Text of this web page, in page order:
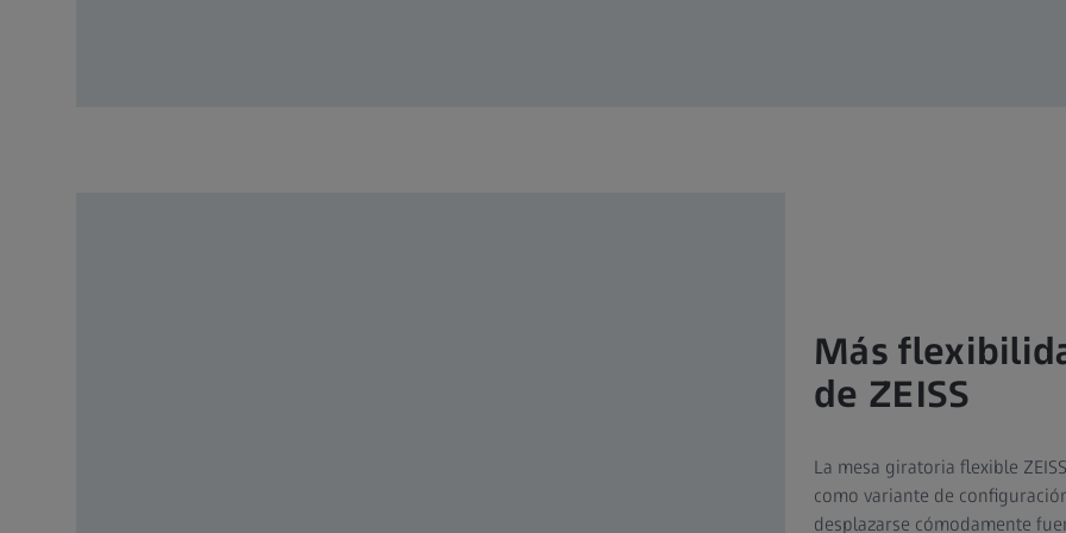
Más
de ZEISS
La mesa giratoria flexible
como variante de
desplazarse cómodamente